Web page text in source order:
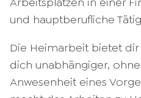
und hauptberufliche
Die Heimarbeit bietet dir
dich unabhängiger,
Anwesenheit eines